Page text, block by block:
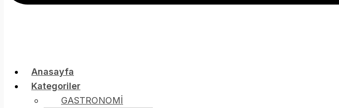
Anasayfa
Kategoriler
GASTRONOMİ